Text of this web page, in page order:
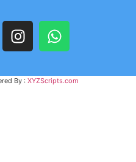
By : XYZScripts.com